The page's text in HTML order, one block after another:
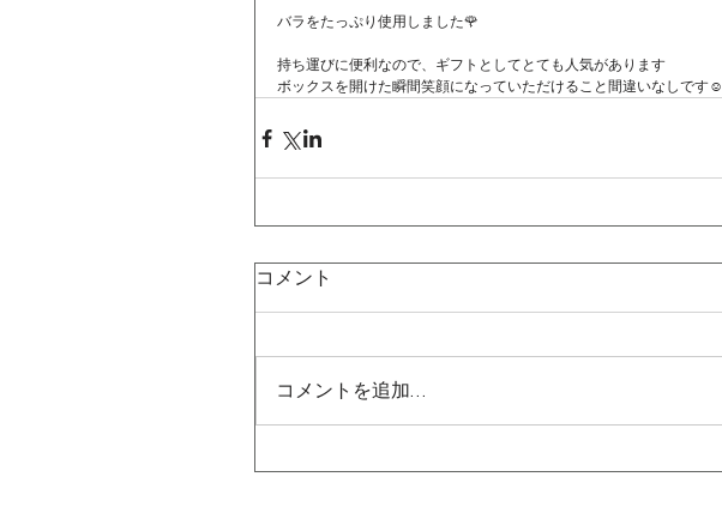
バラをたっぷり使用しました🌹
持ち運びに便利なので、ギフトとしてとても人気があります
ボックスを開けた瞬間笑顔になっていただけること間違いなしです☺️
コメント
コメントを追加…